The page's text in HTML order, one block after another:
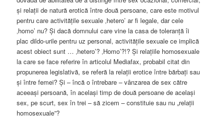
și relații de natură erotică între două persoane, care este motivul
pentru care activitățile sexuale ‚hetero’ ar fi legale, dar cele
‚homo’ nu? Și dacă domnului care vine la casa de toleranță îi
plac dildo-urile pentru uz personal, activitățile sexuale ce implică
acest obiect sunt … ‚hetero’? ‚Homo’?!? Și relațiile homosexuale
la care se face referire în articolul Mediafax, probabil citat din
propunerea legislativă, se referă la relații erotice între bărbați sau
și între femei? Și – încă o întrebare – vânzarea de sex către
aceeași persoană, în același timp de două persoane de același
sex, pe scurt, sex în trei – să zicem – constituie sau nu „relații
homosexuale”?